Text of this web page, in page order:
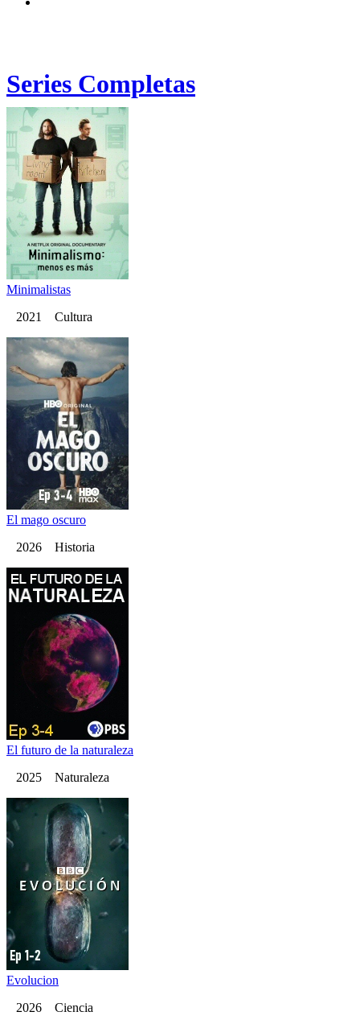
Series Completas
Minimalistas
2021 Cultura
El mago oscuro
2026 Historia
El futuro de la naturaleza
2025 Naturaleza
Evolucion
2026 Ciencia